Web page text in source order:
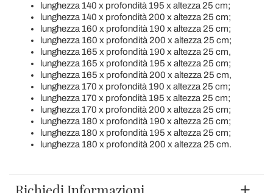
lunghezza 140 x profondità 195 x altezza 25 cm;
lunghezza 140 x profondità 200 x altezza 25 cm;
lunghezza 160 x profondità 190 x altezza 25 cm;
lunghezza 160 x profondità 200 x altezza 25 cm;
lunghezza 165 x profondità 190 x altezza 25 cm,
lunghezza 165 x profondità 195 x altezza 25 cm;
lunghezza 165 x profondità 200 x altezza 25 cm,
lunghezza 170 x profondità 190 x altezza 25 cm;
lunghezza 170 x profondità 195 x altezza 25 cm;
lunghezza 170 x profondità 200 x altezza 25 cm;
lunghezza 180 x profondità 190 x altezza 25 cm;
lunghezza 180 x profondità 195 x altezza 25 cm;
lunghezza 180 x profondità 200 x altezza 25 cm.